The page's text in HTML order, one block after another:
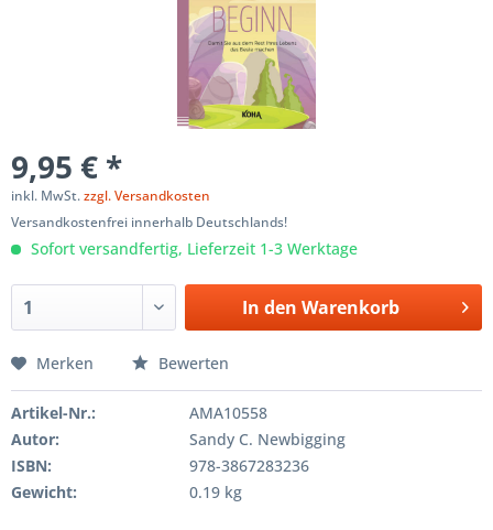
9,95 € *
inkl. MwSt.zzgl. Versandkosten
Versandkostenfrei innerhalb Deutschlands!
Sofort versandfertig, Lieferzeit 1-3 Werktage
In den Warenkorb
Merken Bewerten
Artikel-Nr.:
AMA10558
Autor:
Sandy C. Newbigging
ISBN:
978-3867283236
Gewicht:
0.19 kg